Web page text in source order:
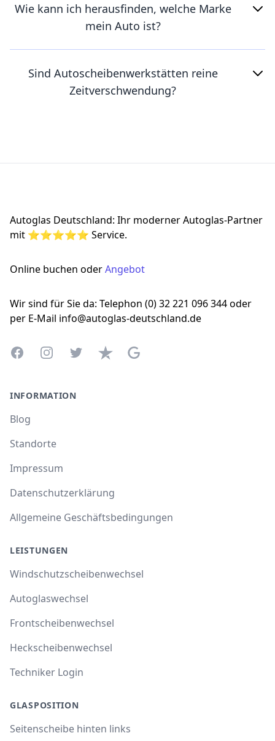
Wie kann ich herausfinden, welche Marke
mein Auto ist?
Sind Autoscheibenwerkstätten reine
Zeitverschwendung?
Autoglas Deutschland: Ihr moderner Autoglas-Partner
mit ⭐⭐⭐⭐⭐ Service.
Online buchen oderAngebot
Wir sind für Sie da: Telephon (0) 32 221 096 344 oder
per E-Mail info@autoglas-deutschland.de
FacebookInstagramTwitterTrustpilotGoogle Business Profile
INFORMATION
Blog
Standorte
Impressum
Datenschutzerklärung
Allgemeine Geschäftsbedingungen
LEISTUNGEN
Windschutzscheibenwechsel
Autoglaswechsel
Frontscheibenwechsel
Heckscheibenwechsel
Techniker Login
GLASPOSITION
Seitenscheibe hinten links